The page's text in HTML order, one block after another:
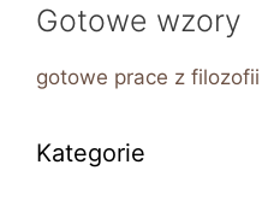
Gotowe wzory
gotowe prace z filozofii
Kategorie